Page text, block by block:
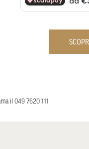
il 049 7620 111